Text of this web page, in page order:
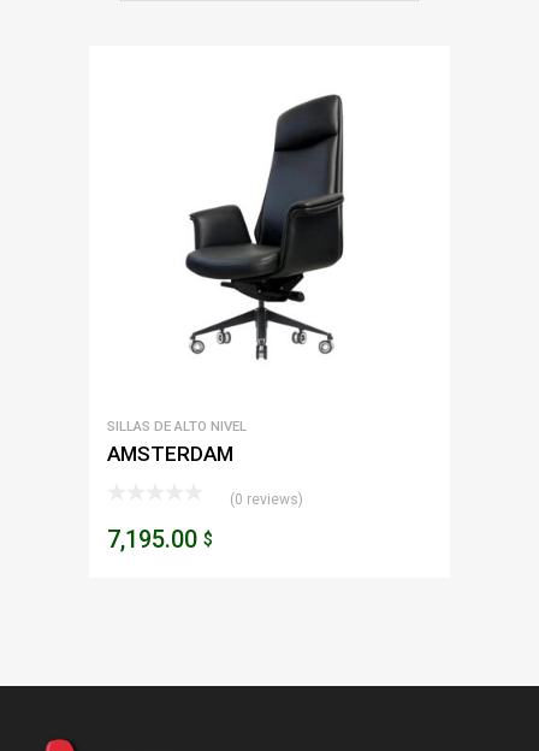
SILLAS DE ALTO NIVEL
AMSTERDAM
(0 reviews)
7,195.00 $